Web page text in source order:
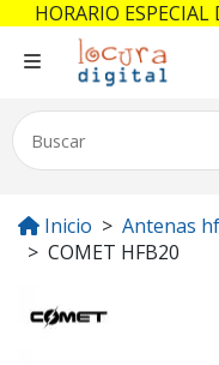
Inicio Antenas hf
COMET HFB20
HORARIO ESPECIAL